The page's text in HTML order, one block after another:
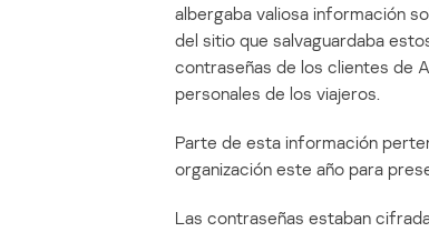
albergaba valiosa información
del sitio que salvaguardaba
contraseñas de los clientes de
personales de los viajeros.
Parte de esta información
organización este año para
Las contraseñas estaban